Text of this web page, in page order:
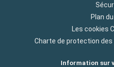
Plan
Les cookies
Charte de protection
Information sur